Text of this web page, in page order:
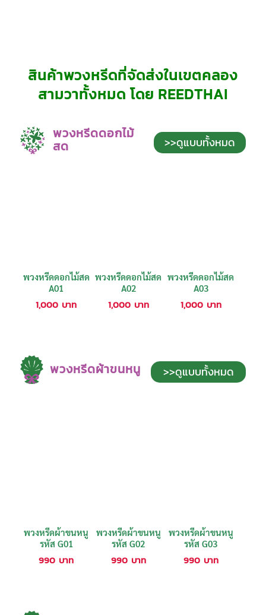
สินค้าพวงหรีดที่จัดส่งในเขตคลอง
สามวาทั้งหมด โดย REEDTHAI
พวงหรีดดอกไม้
สด >>ดูแบบทั้งหมด
พวงหรีดดอกไม้สด
A01
1,000 บาท
พวงหรีดดอกไม้สด
A02
1,000 บาท
พวงหรีดดอกไม้สด
A03
1,000 บาท
พวงหรีดผ้าขนหนู >>ดูแบบทั้งหมด
พวงหรีดผ้าขนหนู
รหัส G01
990 บาท
พวงหรีดผ้าขนหนู
รหัส G02
990 บาท
พวงหรีดผ้าขนหนู
รหัส G03
990 บาท